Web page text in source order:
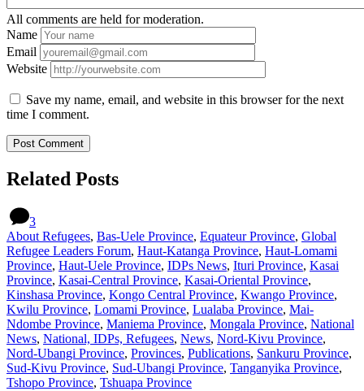
All comments are held for moderation.
Name
Email
Website
Save my name, email, and website in this browser for the next
time I comment.
Related Posts
3
About Refugees, Bas-Uele Province, Equateur Province, Global
Refugee Leaders Forum, Haut-Katanga Province, Haut-Lomami
Province, Haut-Uele Province, IDPs News, Ituri Province, Kasai
Province, Kasai-Central Province, Kasai-Oriental Province,
Kinshasa Province, Kongo Central Province, Kwango Province,
Kwilu Province, Lomami Province, Lualaba Province, Mai-
Ndombe Province, Maniema Province, Mongala Province, National
News, National, IDPs, Refugees, News, Nord-Kivu Province,
Nord-Ubangi Province, Provinces, Publications, Sankuru Province,
Sud-Kivu Province, Sud-Ubangi Province, Tanganyika Province,
Tshopo Province, Tshuapa Province